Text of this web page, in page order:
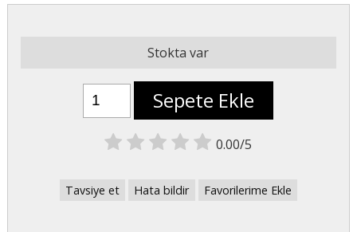
Stokta var
Sepete Ekle
0.00/5
Tavsiye et Hata bildir Favorilerime Ekle